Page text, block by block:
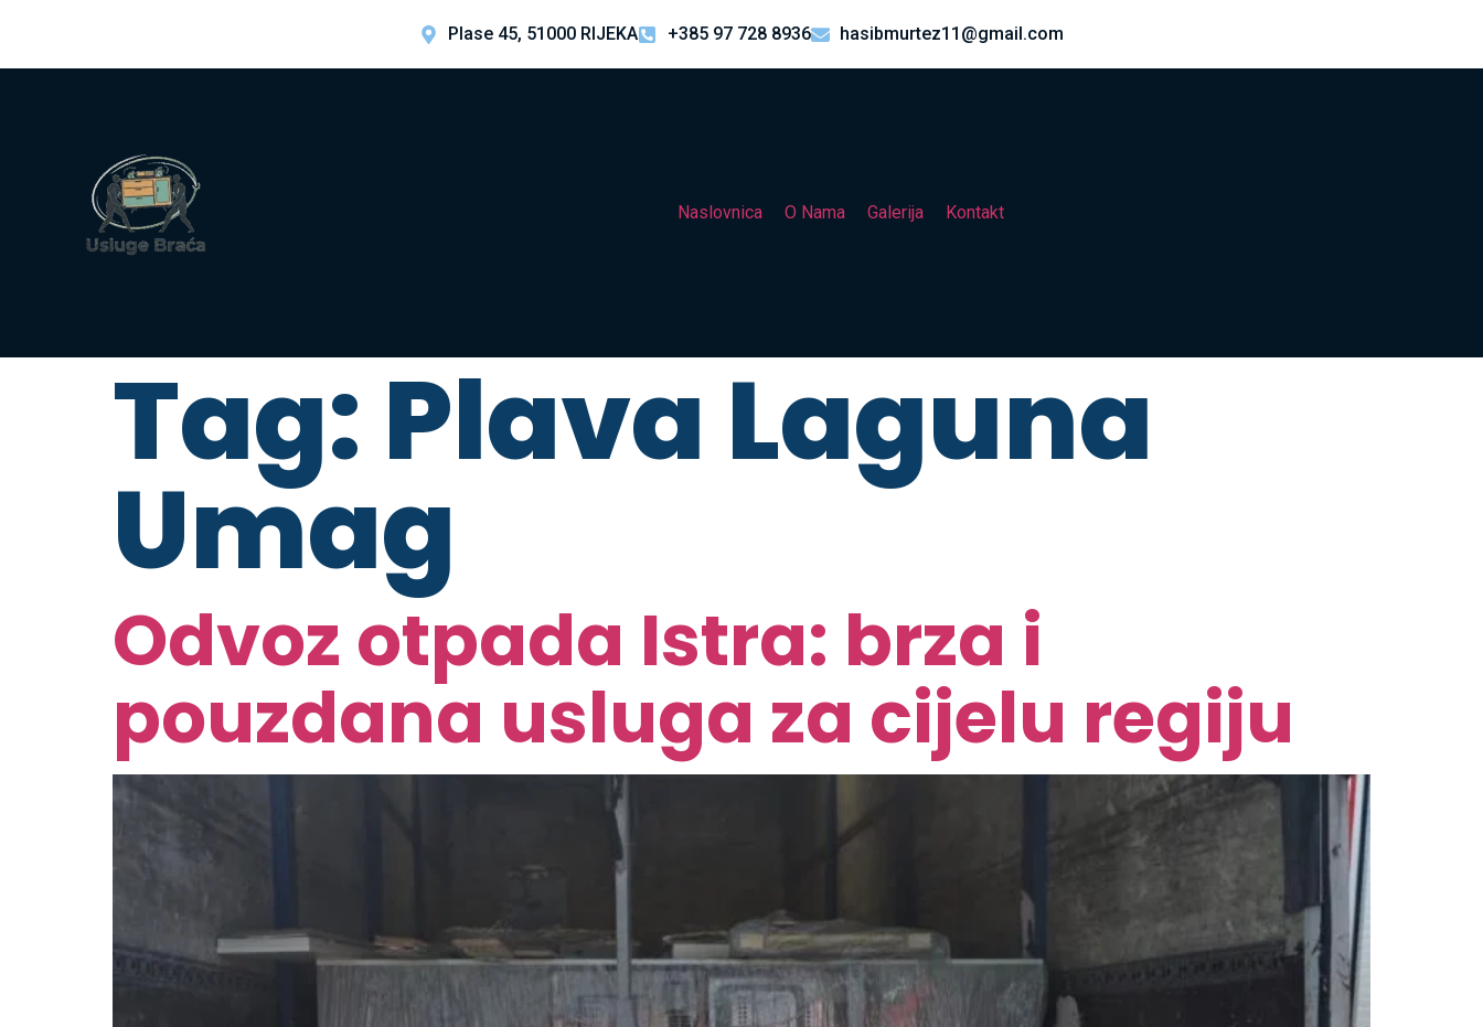
Plase 45, 51000 RIJEKA +385 97 728 8936 hasibmurtez11@gmail.com
Naslovnica O Nama Galerija Kontakt
Tag: Plava Laguna
Umag
Odvoz otpada Istra: brza i
pouzdana usluga za cijelu regiju